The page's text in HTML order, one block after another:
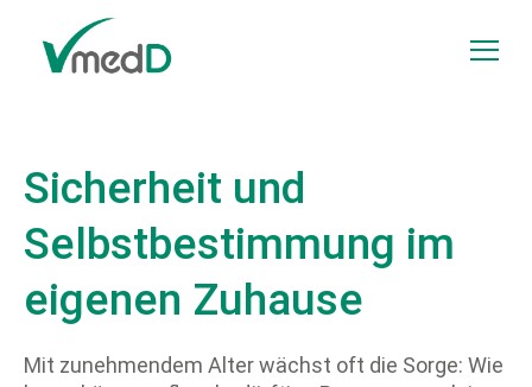
Zum Inhalt springen
Sicherheit und
Selbstbestimmung im
eigenen Zuhause
Mit zunehmendem Alter wächst oft die Sorge: Wie